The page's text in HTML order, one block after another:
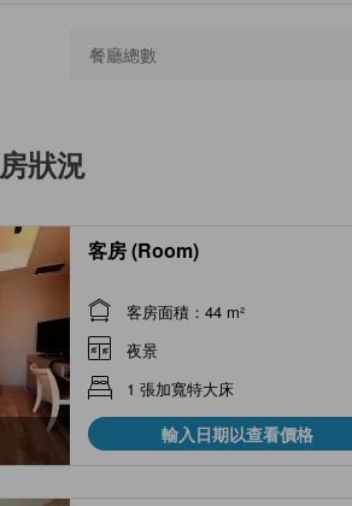
餐廳總數
狀況
客房 (Room)
客房面積：44 m²
夜景
1 張加寬特大床
輸入日期以查看價格